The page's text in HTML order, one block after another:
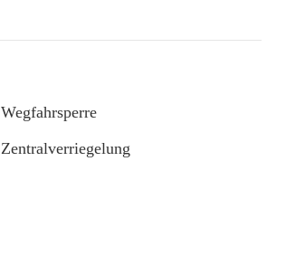
Wegfahrsperre
Zentralverriegelung